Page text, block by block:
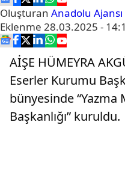
Oluşturan Anadolu Ajansı
Eklenme 28.03.2025 -
AİŞE HÜMEYRA
Eserler Kurumu
bünyesinde
Başkanlığı” kuruldu.